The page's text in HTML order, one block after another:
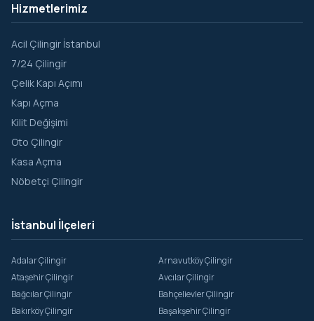
Hizmetlerimiz
Acil Çilingir İstanbul
7/24 Çilingir
Çelik Kapı Açımı
Kapı Açma
Kilit Değişimi
Oto Çilingir
Kasa Açma
Nöbetçi Çilingir
İstanbul İlçeleri
Adalar Çilingir
Arnavutköy Çilingir
Ataşehir Çilingir
Avcılar Çilingir
Bağcılar Çilingir
Bahçelievler Çilingir
Bakırköy Çilingir
Başakşehir Çilingir